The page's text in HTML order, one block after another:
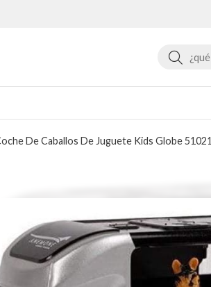
De Caballos De Juguete Kids Globe